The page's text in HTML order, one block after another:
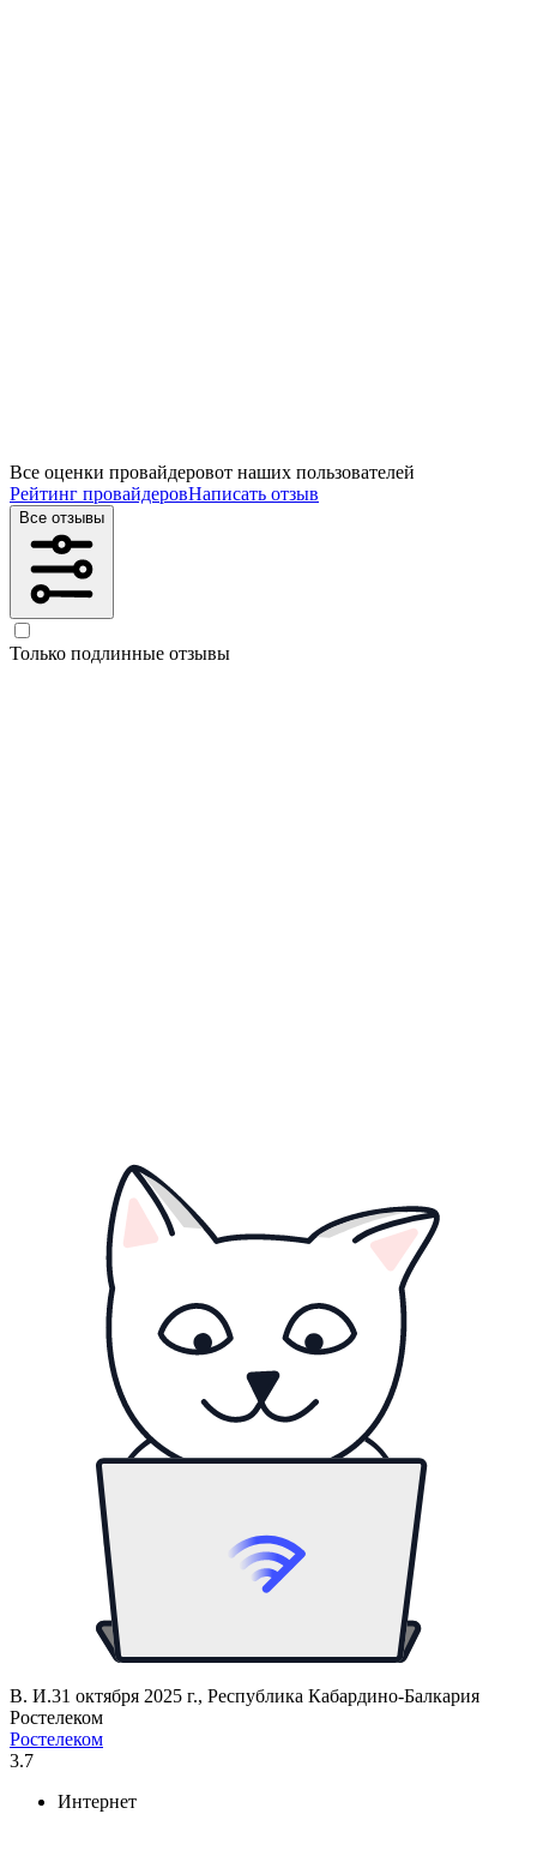
Все оценки провайдеровот наших пользователей
Рейтинг провайдеровНаписать отзыв
Все отзывы
Только подлинные отзывы
В. И.31 октября 2025 г., Республика Кабардино-Балкария
Ростелеком
Ростелеком
3.7
Интернет